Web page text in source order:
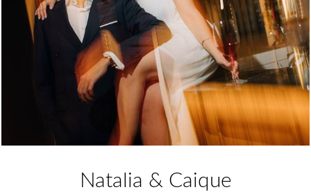
Natalia & Caique